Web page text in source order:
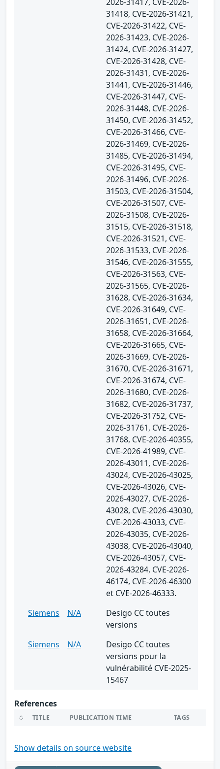
31418, CVE-2026-31421,
CVE-2026-31422, CVE-
2026-31423, CVE-2026-
31424, CVE-2026-31427,
CVE-2026-31428, CVE-
2026-31431, CVE-2026-
31441, CVE-2026-31446,
CVE-2026-31447, CVE-
2026-31448, CVE-2026-
31450, CVE-2026-31452,
CVE-2026-31466, CVE-
2026-31469, CVE-2026-
31485, CVE-2026-31494,
CVE-2026-31495, CVE-
2026-31496, CVE-2026-
31503, CVE-2026-31504,
CVE-2026-31507, CVE-
2026-31508, CVE-2026-
31515, CVE-2026-31518,
CVE-2026-31521, CVE-
2026-31533, CVE-2026-
31546, CVE-2026-31555,
CVE-2026-31563, CVE-
2026-31565, CVE-2026-
31628, CVE-2026-31634,
CVE-2026-31649, CVE-
2026-31651, CVE-2026-
31658, CVE-2026-31664,
CVE-2026-31665, CVE-
2026-31669, CVE-2026-
31670, CVE-2026-31671,
CVE-2026-31674, CVE-
2026-31680, CVE-2026-
31682, CVE-2026-31737,
CVE-2026-31752, CVE-
2026-31761, CVE-2026-
31768, CVE-2026-40355,
CVE-2026-41989, CVE-
2026-43011, CVE-2026-
43024, CVE-2026-43025,
CVE-2026-43026, CVE-
2026-43027, CVE-2026-
43028, CVE-2026-43030,
CVE-2026-43033, CVE-
2026-43035, CVE-2026-
43038, CVE-2026-43040,
CVE-2026-43057, CVE-
2026-43284, CVE-2026-
46174, CVE-2026-46300
et CVE-2026-46333.
Siemens
N/A
Desigo CC toutes
versions
Siemens
N/A
Desigo CC toutes
versions pour la
vulnérabilité CVE-2025-
15467
References
TITLE PUBLICATION TIME TAGS
Show details on source website